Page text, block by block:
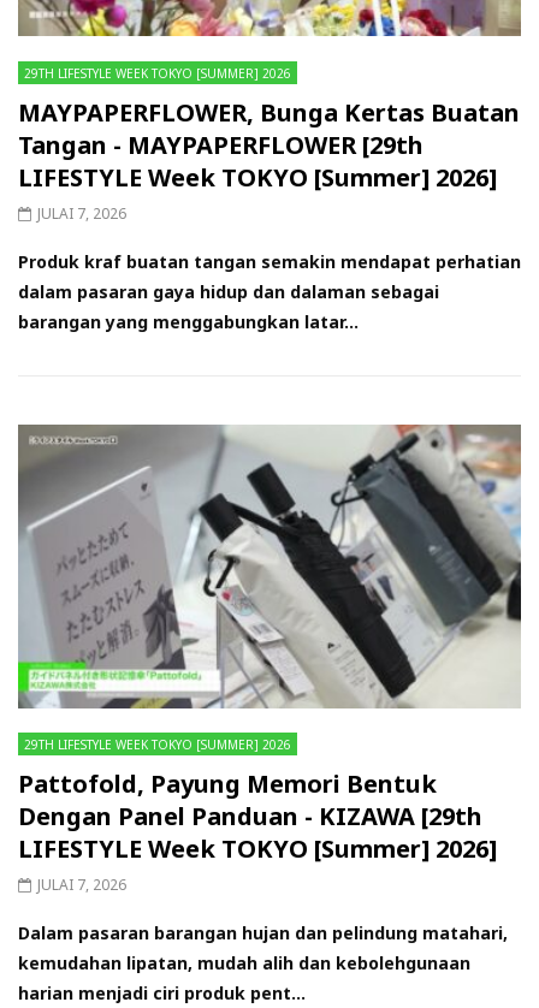
29TH LIFESTYLE WEEK TOKYO [SUMMER] 2026
MAYPAPERFLOWER, Bunga Kertas Buatan
Tangan - MAYPAPERFLOWER [29th
LIFESTYLE Week TOKYO [Summer] 2026]
JULAI 7, 2026
Produk kraf buatan tangan semakin mendapat perhatian
dalam pasaran gaya hidup dan dalaman sebagai
barangan yang menggabungkan latar...
29TH LIFESTYLE WEEK TOKYO [SUMMER] 2026
Pattofold, Payung Memori Bentuk
Dengan Panel Panduan - KIZAWA [29th
LIFESTYLE Week TOKYO [Summer] 2026]
JULAI 7, 2026
Dalam pasaran barangan hujan dan pelindung matahari,
kemudahan lipatan, mudah alih dan kebolehgunaan
harian menjadi ciri produk pent...